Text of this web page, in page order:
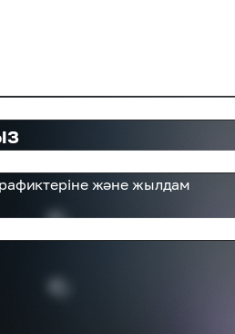
және жылдам